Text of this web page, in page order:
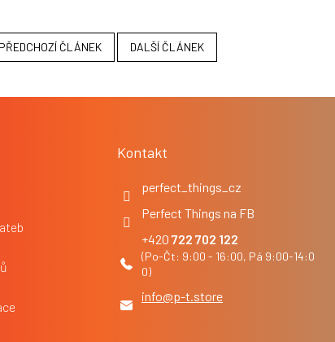
PŘEDCHOZÍ ČLÁNEK DALŠÍ ČLÁNEK
Kontakt
info@p-t.store
722 702 122
Perfect Things na FB
perfect_things_cz